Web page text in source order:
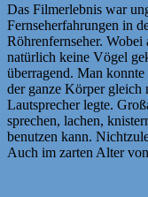
Das Filmerlebnis war
Fernseherfahrungen in
Röhrenfernseher.
natürlich keine Vögel
überragend. Man
der ganze Körper gleich
Lautsprecher legte.
sprechen, lachen,
benutzen kann.
Auch im zarten Alter